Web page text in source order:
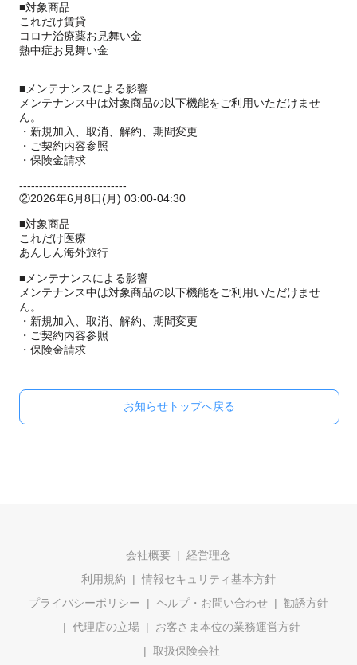
■対象商品
これだけ賃貸
コロナ治療薬お見舞い金
熱中症お見舞い金
■メンテナンスによる影響
メンテナンス中は対象商品の以下機能をご利用いただけませ
ん。
・新規加入、取消、解約、期間変更
・ご契約内容参照
・保険金請求
---------------------------
②2026年6月8日(月) 03:00-04:30
■対象商品
これだけ医療
あんしん海外旅行
■メンテナンスによる影響
メンテナンス中は対象商品の以下機能をご利用いただけませ
ん。
・新規加入、取消、解約、期間変更
・ご契約内容参照
・保険金請求
お知らせトップへ戻る
会社概要
経営理念
利用規約
情報セキュリティ基本方針
プライバシーポリシー
ヘルプ・お問い合わせ
勧誘方針
代理店の立場
お客さま本位の業務運営方針
取扱保険会社